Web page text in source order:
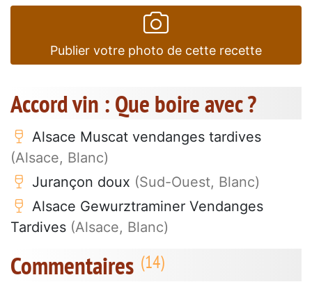
Publier votre photo de cette recette
Accord vin : Que boire avec ?
Alsace Muscat vendanges tardives
(Alsace, Blanc)
Jurançon doux (Sud-Ouest, Blanc)
Alsace Gewurztraminer Vendanges
Tardives (Alsace, Blanc)
Commentaires